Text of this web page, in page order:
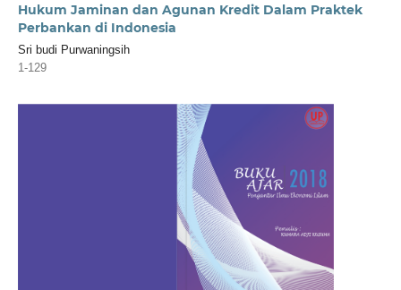
Hukum Jaminan dan Agunan Kredit Dalam Praktek
Perbankan di Indonesia
Sri budi Purwaningsih
1-129